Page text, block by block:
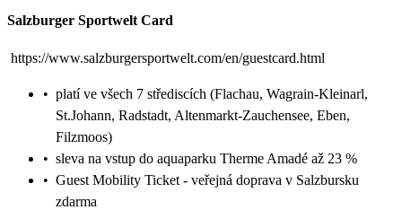
Salzburger Sportwelt Card
https://www.salzburgersportwelt.com/en/guestcard.html
• platí ve všech 7 střediscích (Flachau, Wagrain-Kleinarl,
St.Johann, Radstadt, Altenmarkt-Zauchensee, Eben,
Filzmoos)
• sleva na vstup do aquaparku Therme Amadé až 23 %
• Guest Mobility Ticket - veřejná doprava v Salzbursku
zdarma